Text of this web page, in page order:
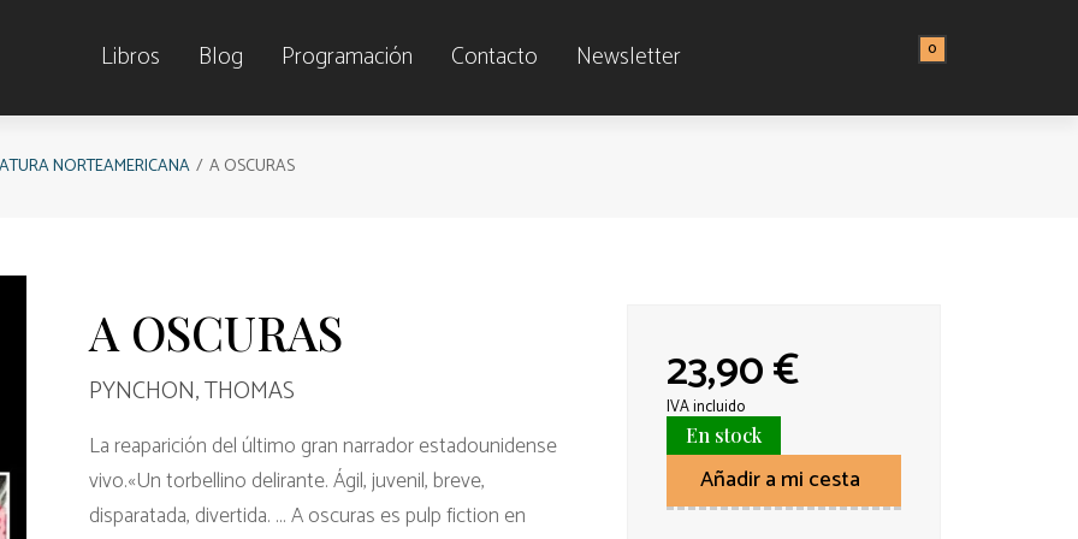
Libros Blog Programación Contacto Newsletter 0
NORTEAMERICANA A OSCURAS
A OSCURAS
PYNCHON, THOMAS
La reaparición del último gran narrador estadounidense
vivo.«Un torbellino delirante. Ágil, juvenil, breve,
disparatada, divertida. ... A oscuras es pulp fiction en
23,90 €
IVA incluido
En stock
Añadir a mi cesta